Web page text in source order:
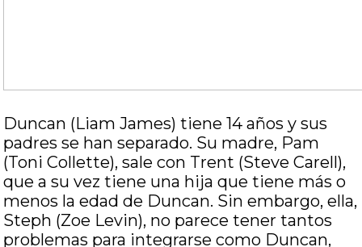
Duncan (Liam James) tiene 14 años y sus
padres se han separado. Su madre, Pam
(Toni Collette), sale con Trent (Steve Carell),
que a su vez tiene una hija que tiene más o
menos la edad de Duncan. Sin embargo, ella,
Steph (Zoe Levin), no parece tener tantos
problemas para integrarse como Duncan,